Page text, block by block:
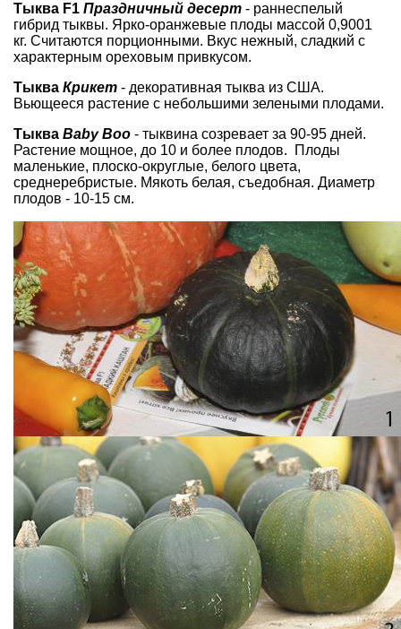
Тыква F1 Праздничный десерт - раннеспелый
гибрид тыквы. Ярко-оранжевые плоды массой 0,9001
кг. Считаются порционными. Вкус нежный, сладкий с
характерным ореховым привкусом.
Тыква Крикет - декоративная тыква из США.
Вьющееся растение с небольшими зелеными плодами.
Тыква Baby Boo - тыквина созревает за 90-95 дней.
Растение мощное, до 10 и более плодов. Плоды
маленькие, плоско-округлые, белого цвета,
среднеребристые. Мякоть белая, съедобная. Диаметр
плодов - 10-15 см.